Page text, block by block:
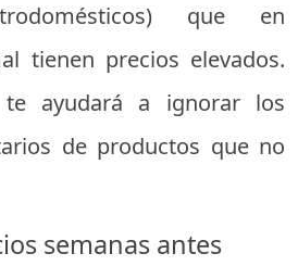
que en
tienen precios elevados.
ayudará a ignorar los
de productos que no
semanas antes